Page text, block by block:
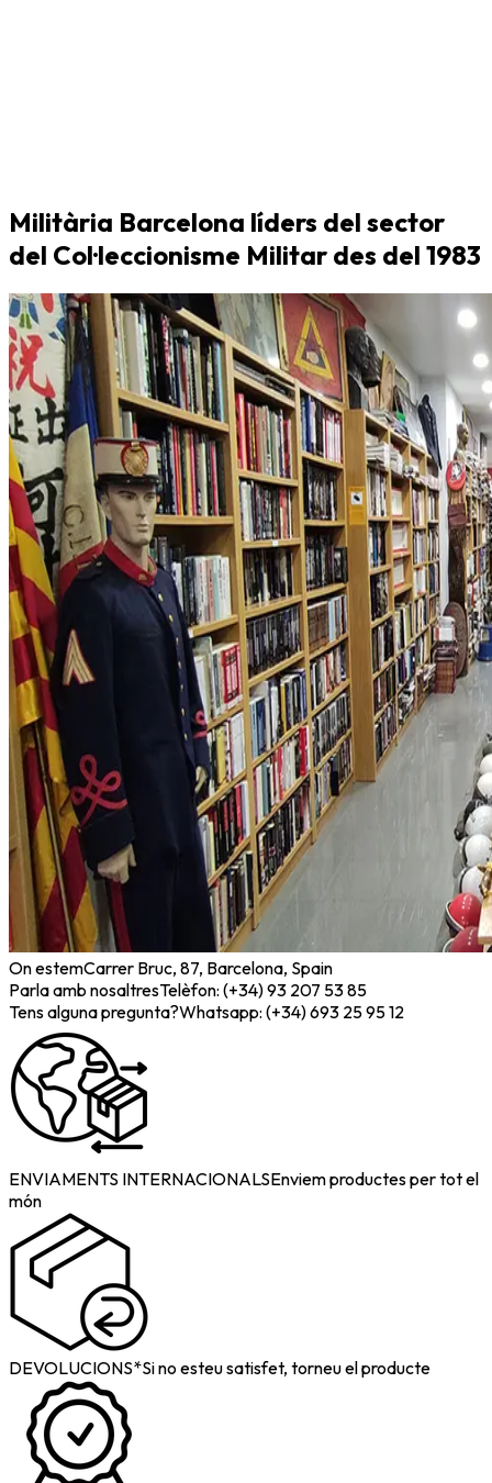
Militària Barcelona líders del sector
del Col·leccionisme Militar des del 1983
On estemCarrer Bruc, 87, Barcelona, Spain
Parla amb nosaltresTelèfon: (+34) 93 207 53 85
Tens alguna pregunta?Whatsapp: (+34) 693 25 95 12
ENVIAMENTS INTERNACIONALSEnviem productes per tot el
món
DEVOLUCIONS*Si no esteu satisfet, torneu el producte